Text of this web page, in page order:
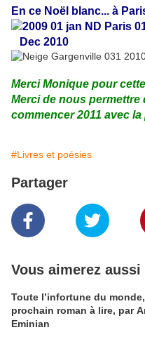
En ce Noël blanc... à
Dec 2010
Merci Monique pour
Merci de nous permettre
commencer 2011 avec
#Livres et poésies
Partager
Vous aimerez aussi
Toute l’infortune du
prochain roman à lire, par
Eminian